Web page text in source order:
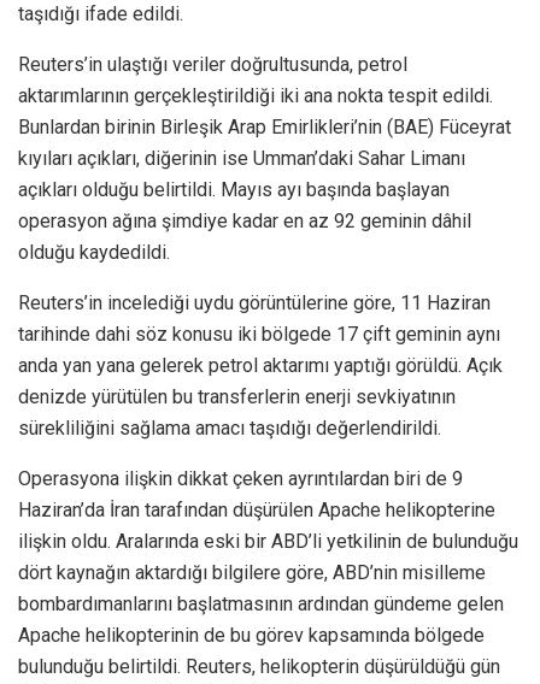
taşıdığı ifade edildi.
Reuters’in ulaştığı veriler doğrultusunda, petrol
aktarımlarının gerçekleştirildiği iki ana nokta tespit edildi.
Bunlardan birinin Birleşik Arap Emirlikleri’nin (BAE) Füceyrat
kıyıları açıkları, diğerinin ise Umman’daki Sahar Limanı
açıkları olduğu belirtildi. Mayıs ayı başında başlayan
operasyon ağına şimdiye kadar en az 92 geminin dâhil
olduğu kaydedildi.
Reuters’in incelediği uydu görüntülerine göre, 11 Haziran
tarihinde dahi söz konusu iki bölgede 17 çift geminin aynı
anda yan yana gelerek petrol aktarımı yaptığı görüldü. Açık
denizde yürütülen bu transferlerin enerji sevkiyatının
sürekliliğini sağlama amacı taşıdığı değerlendirildi.
Operasyona ilişkin dikkat çeken ayrıntılardan biri de 9
Haziran’da İran tarafından düşürülen Apache helikopterine
ilişkin oldu. Aralarında eski bir ABD’li yetkilinin de bulunduğu
dört kaynağın aktardığı bilgilere göre, ABD’nin misilleme
bombardımanlarını başlatmasının ardından gündeme gelen
Apache helikopterinin de bu görev kapsamında bölgede
bulunduğu belirtildi. Reuters, helikopterin düşürüldüğü gün